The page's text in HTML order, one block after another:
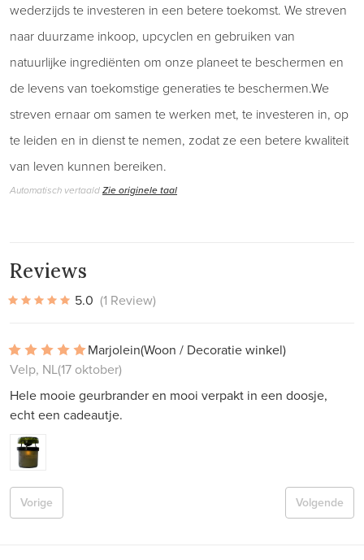
wederzijds te investeren in een betere toekomst. We streven
naar duurzame inkoop, upcyclen en gebruiken van
natuurlijke ingrediënten om onze planeet te beschermen en
de levens van toekomstige generaties te beschermen.We
streven ernaar om samen te werken met, te investeren in, op
te leiden en in dienst te nemen, zodat ze een betere kwaliteit
van leven kunnen bereiken.
Automatisch vertaaldZie originele taal
Reviews
5.0 (1 Review)
Marjolein(Woon / Decoratie winkel)
Velp, NL(17 oktober)
Hele mooie geurbrander en mooi verpakt in een doosje,
echt een cadeautje.
Volgende
Vorige